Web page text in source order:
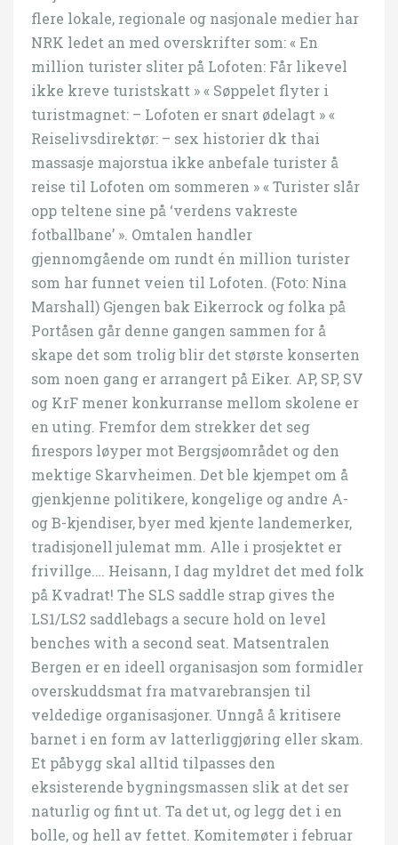
flere lokale, regionale og nasjonale medier har
NRK ledet an med overskrifter som: « En
million turister sliter på Lofoten: Får likevel
ikke kreve turistskatt » « Søppelet flyter i
turistmagnet: – Lofoten er snart ødelagt » «
Reiselivsdirektør: – sex historier dk thai
massasje majorstua ikke anbefale turister å
reise til Lofoten om sommeren » « Turister slår
opp teltene sine på ‘verdens vakreste
fotballbane’ ». Omtalen handler
gjennomgående om rundt én million turister
som har funnet veien til Lofoten. (Foto: Nina
Marshall) Gjengen bak Eikerrock og folka på
Portåsen går denne gangen sammen for å
skape det som trolig blir det største konserten
som noen gang er arrangert på Eiker. AP, SP, SV
og KrF mener konkurranse mellom skolene er
en uting. Fremfor dem strekker det seg
firespors løyper mot Bergsjøområdet og den
mektige Skarvheimen. Det ble kjempet om å
gjenkjenne politikere, kongelige og andre A-
og B-kjendiser, byer med kjente landemerker,
tradisjonell julemat mm. Alle i prosjektet er
frivillge.… Heisann, I dag myldret det med folk
på Kvadrat! The SLS saddle strap gives the
LS1/LS2 saddlebags a secure hold on level
benches with a second seat. Matsentralen
Bergen er en ideell organisasjon som formidler
overskuddsmat fra matvarebransjen til
veldedige organisasjoner. Unngå å kritisere
barnet i en form av latterliggjøring eller skam.
Et påbygg skal alltid tilpasses den
eksisterende bygningsmassen slik at det ser
naturlig og fint ut. Ta det ut, og legg det i en
bolle, og hell av fettet. Komitemøter i februar